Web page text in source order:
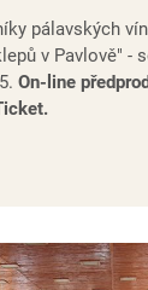
pálavských
v Pavlově" -
On-line